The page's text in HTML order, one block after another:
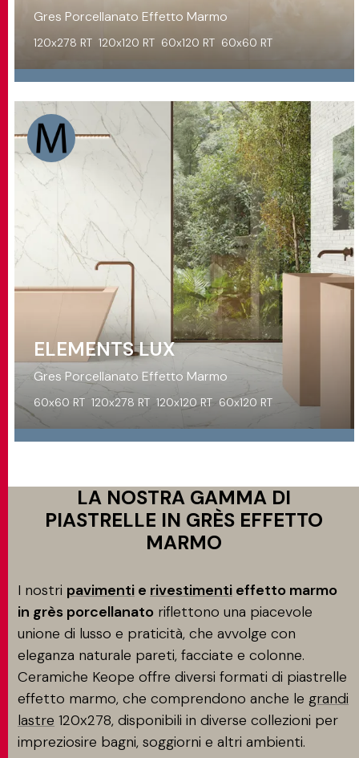
Gres Porcellanato Effetto Marmo
120x278 RT 120x120 RT 60x120 RT 60x60 RT
ELEMENTS LUX
Gres Porcellanato Effetto Marmo
60x60 RT 120x278 RT 120x120 RT 60x120 RT
LA NOSTRA GAMMA DI
PIASTRELLE IN GRÈS EFFETTO
MARMO
I nostri pavimenti e rivestimenti effetto marmo
in grès porcellanato riflettono una piacevole
unione di lusso e praticità, che avvolge con
eleganza naturale pareti, facciate e colonne.
Ceramiche Keope offre diversi formati di piastrelle
effetto marmo, che comprendono anche le grandi
lastre 120x278, disponibili in diverse collezioni per
impreziosire bagni, soggiorni e altri ambienti.